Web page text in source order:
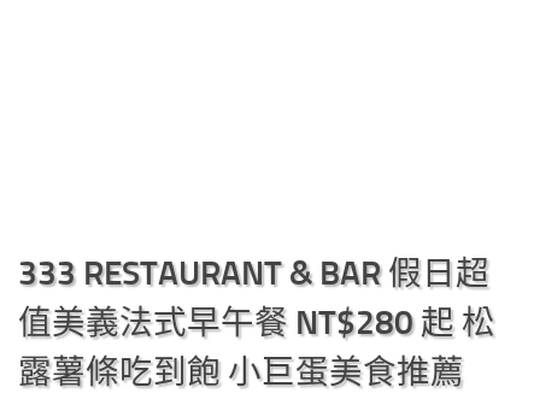
333 RESTAURANT & BAR 假日超
值美義法式早午餐 NT$280 起 松
露薯條吃到飽 小巨蛋美食推薦